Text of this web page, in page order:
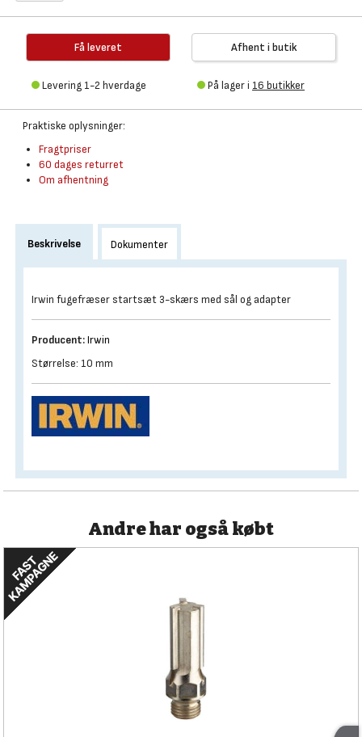
Få leveret
Levering 1-2 hverdage
Afhent i butik
På lager i 16 butikker
Praktiske oplysninger:
Fragtpriser
60 dages returret
Om afhentning
Beskrivelse Dokumenter
Irwin fugefræser startsæt 3-skærs med sål og adapter
Producent:Irwin
Størrelse: 10 mm
Andre har også købt